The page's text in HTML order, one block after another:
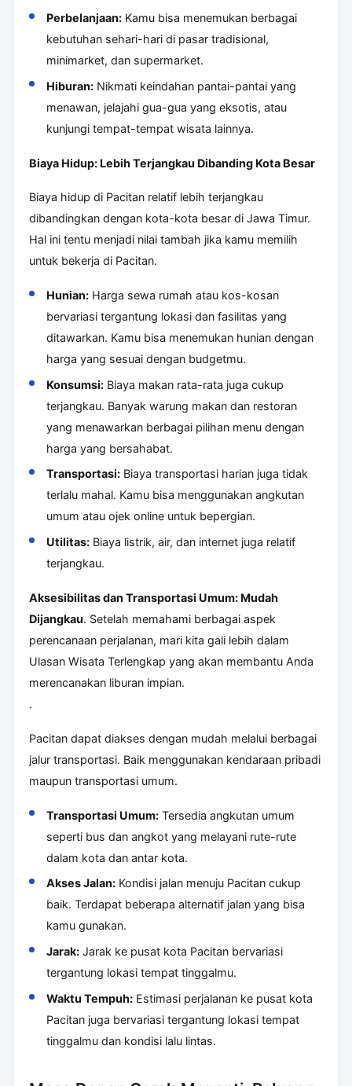
Perbelanjaan:Kamu bisa menemukan berbagai
kebutuhan sehari-hari di pasar tradisional,
minimarket, dan supermarket.
Hiburan:Nikmati keindahan pantai-pantai yang
menawan, jelajahi gua-gua yang eksotis, atau
kunjungi tempat-tempat wisata lainnya.
Biaya Hidup: Lebih Terjangkau Dibanding Kota Besar
Biaya hidup di Pacitan relatif lebih terjangkau
dibandingkan dengan kota-kota besar di Jawa Timur.
Hal ini tentu menjadi nilai tambah jika kamu memilih
untuk bekerja di Pacitan.
Hunian:Harga sewa rumah atau kos-kosan
bervariasi tergantung lokasi dan fasilitas yang
ditawarkan. Kamu bisa menemukan hunian dengan
harga yang sesuai dengan budgetmu.
Konsumsi:Biaya makan rata-rata juga cukup
terjangkau. Banyak warung makan dan restoran
yang menawarkan berbagai pilihan menu dengan
harga yang bersahabat.
Transportasi:Biaya transportasi harian juga tidak
terlalu mahal. Kamu bisa menggunakan angkutan
umum atau ojek online untuk bepergian.
Utilitas:Biaya listrik, air, dan internet juga relatif
terjangkau.
Aksesibilitas dan Transportasi Umum: Mudah
Dijangkau. Setelah memahami berbagai aspek
perencanaan perjalanan, mari kita gali lebih dalam
Ulasan Wisata Terlengkap yang akan membantu Anda
merencanakan liburan impian.
.
Pacitan dapat diakses dengan mudah melalui berbagai
jalur transportasi. Baik menggunakan kendaraan pribadi
maupun transportasi umum.
Transportasi Umum:Tersedia angkutan umum
seperti bus dan angkot yang melayani rute-rute
dalam kota dan antar kota.
Akses Jalan:Kondisi jalan menuju Pacitan cukup
baik. Terdapat beberapa alternatif jalan yang bisa
kamu gunakan.
Jarak:Jarak ke pusat kota Pacitan bervariasi
tergantung lokasi tempat tinggalmu.
Waktu Tempuh:Estimasi perjalanan ke pusat kota
Pacitan juga bervariasi tergantung lokasi tempat
tinggalmu dan kondisi lalu lintas.